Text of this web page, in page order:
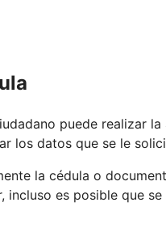
puede realizar
los datos que se le
la cédula o
incluso es posible que